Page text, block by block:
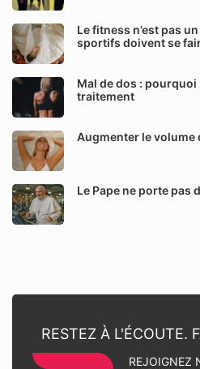
Le fitness n’est pas
sportifs doivent se
Mal de dos :
traitement
Augmenter le volume
Le Pape ne porte pas
RESTEZ À L'ÉCOUTE.
REJOIGNEZ